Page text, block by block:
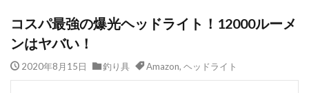
コスパ最強の爆光ヘッドライト！12000ルーメ
ンはヤバい！
2020年8月15日 釣り具 Amazon, ヘッドライト